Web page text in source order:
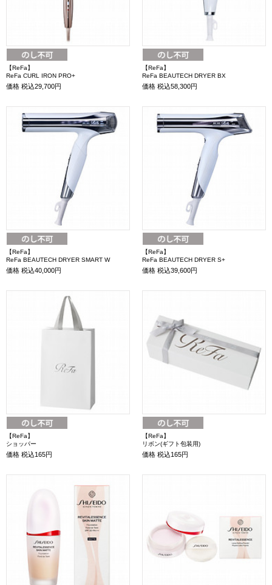
【ReFa】
ReFa CURL IRON PRO+
価格 税込29,700円
【ReFa】
ReFa BEAUTECH DRYER BX
価格 税込58,300円
【ReFa】
ReFa BEAUTECH DRYER SMART W
価格 税込40,000円
【ReFa】
ReFa BEAUTECH DRYER S+
価格 税込39,600円
【ReFa】
ショッパー
価格 税込165円
【ReFa】
リボン(ギフト包装用)
価格 税込165円